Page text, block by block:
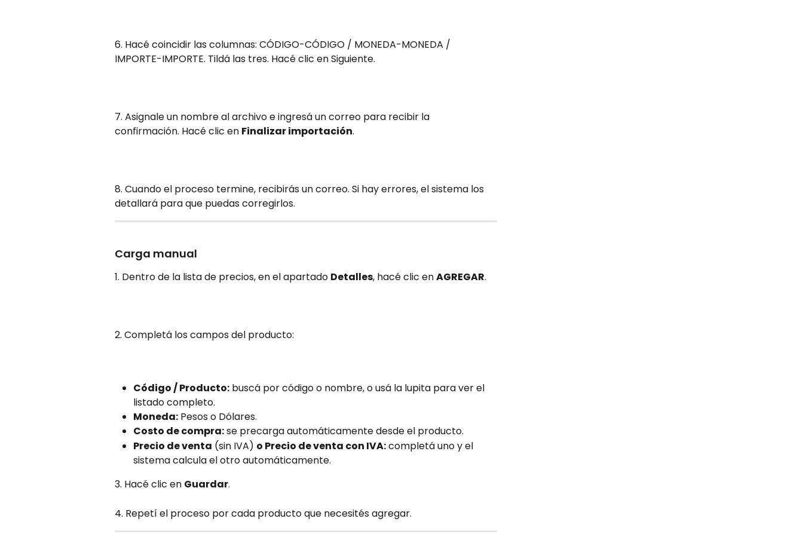
6. Hacé coincidir las columnas: CÓDIGO-CÓDIGO / MONEDA-MONEDA /
IMPORTE-IMPORTE. Tildá las tres. Hacé clic en Siguiente.
7. Asignale un nombre al archivo e ingresá un correo para recibir la
confirmación. Hacé clic en Finalizar importación.
8. Cuando el proceso termine, recibirás un correo. Si hay errores, el sistema los
detallará para que puedas corregirlos.
Carga manual
1. Dentro de la lista de precios, en el apartado Detalles, hacé clic en AGREGAR.
2. Completá los campos del producto:
Código / Producto: buscá por código o nombre, o usá la lupita para ver el
listado completo.
Moneda: Pesos o Dólares.
Costo de compra: se precarga automáticamente desde el producto.
Precio de venta (sin IVA) o Precio de venta con IVA: completá uno y el
sistema calcula el otro automáticamente.
3. Hacé clic en Guardar.
4. Repetí el proceso por cada producto que necesités agregar.